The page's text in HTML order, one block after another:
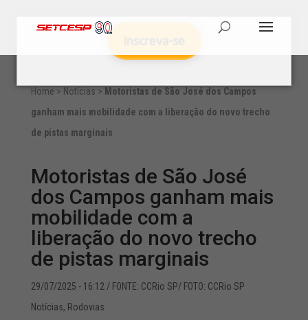
Home > Notícias > Motoristas de São José dos Campos
ganham mais mobilidade com a liberação do novo trecho
de pistas marginais
Motoristas de São José
dos Campos ganham mais
mobilidade com a
liberação do novo trecho
de pistas marginais
29/07/2025 - 16:12 / FONTE: CCRio SP/ FOTO: CCRio SP
Notícias, Rodovias